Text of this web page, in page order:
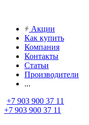
Акции
Как купить
Компания
Контакты
Статьи
Производители
...
+7 903 900 37 11
+7 903 900 37 11